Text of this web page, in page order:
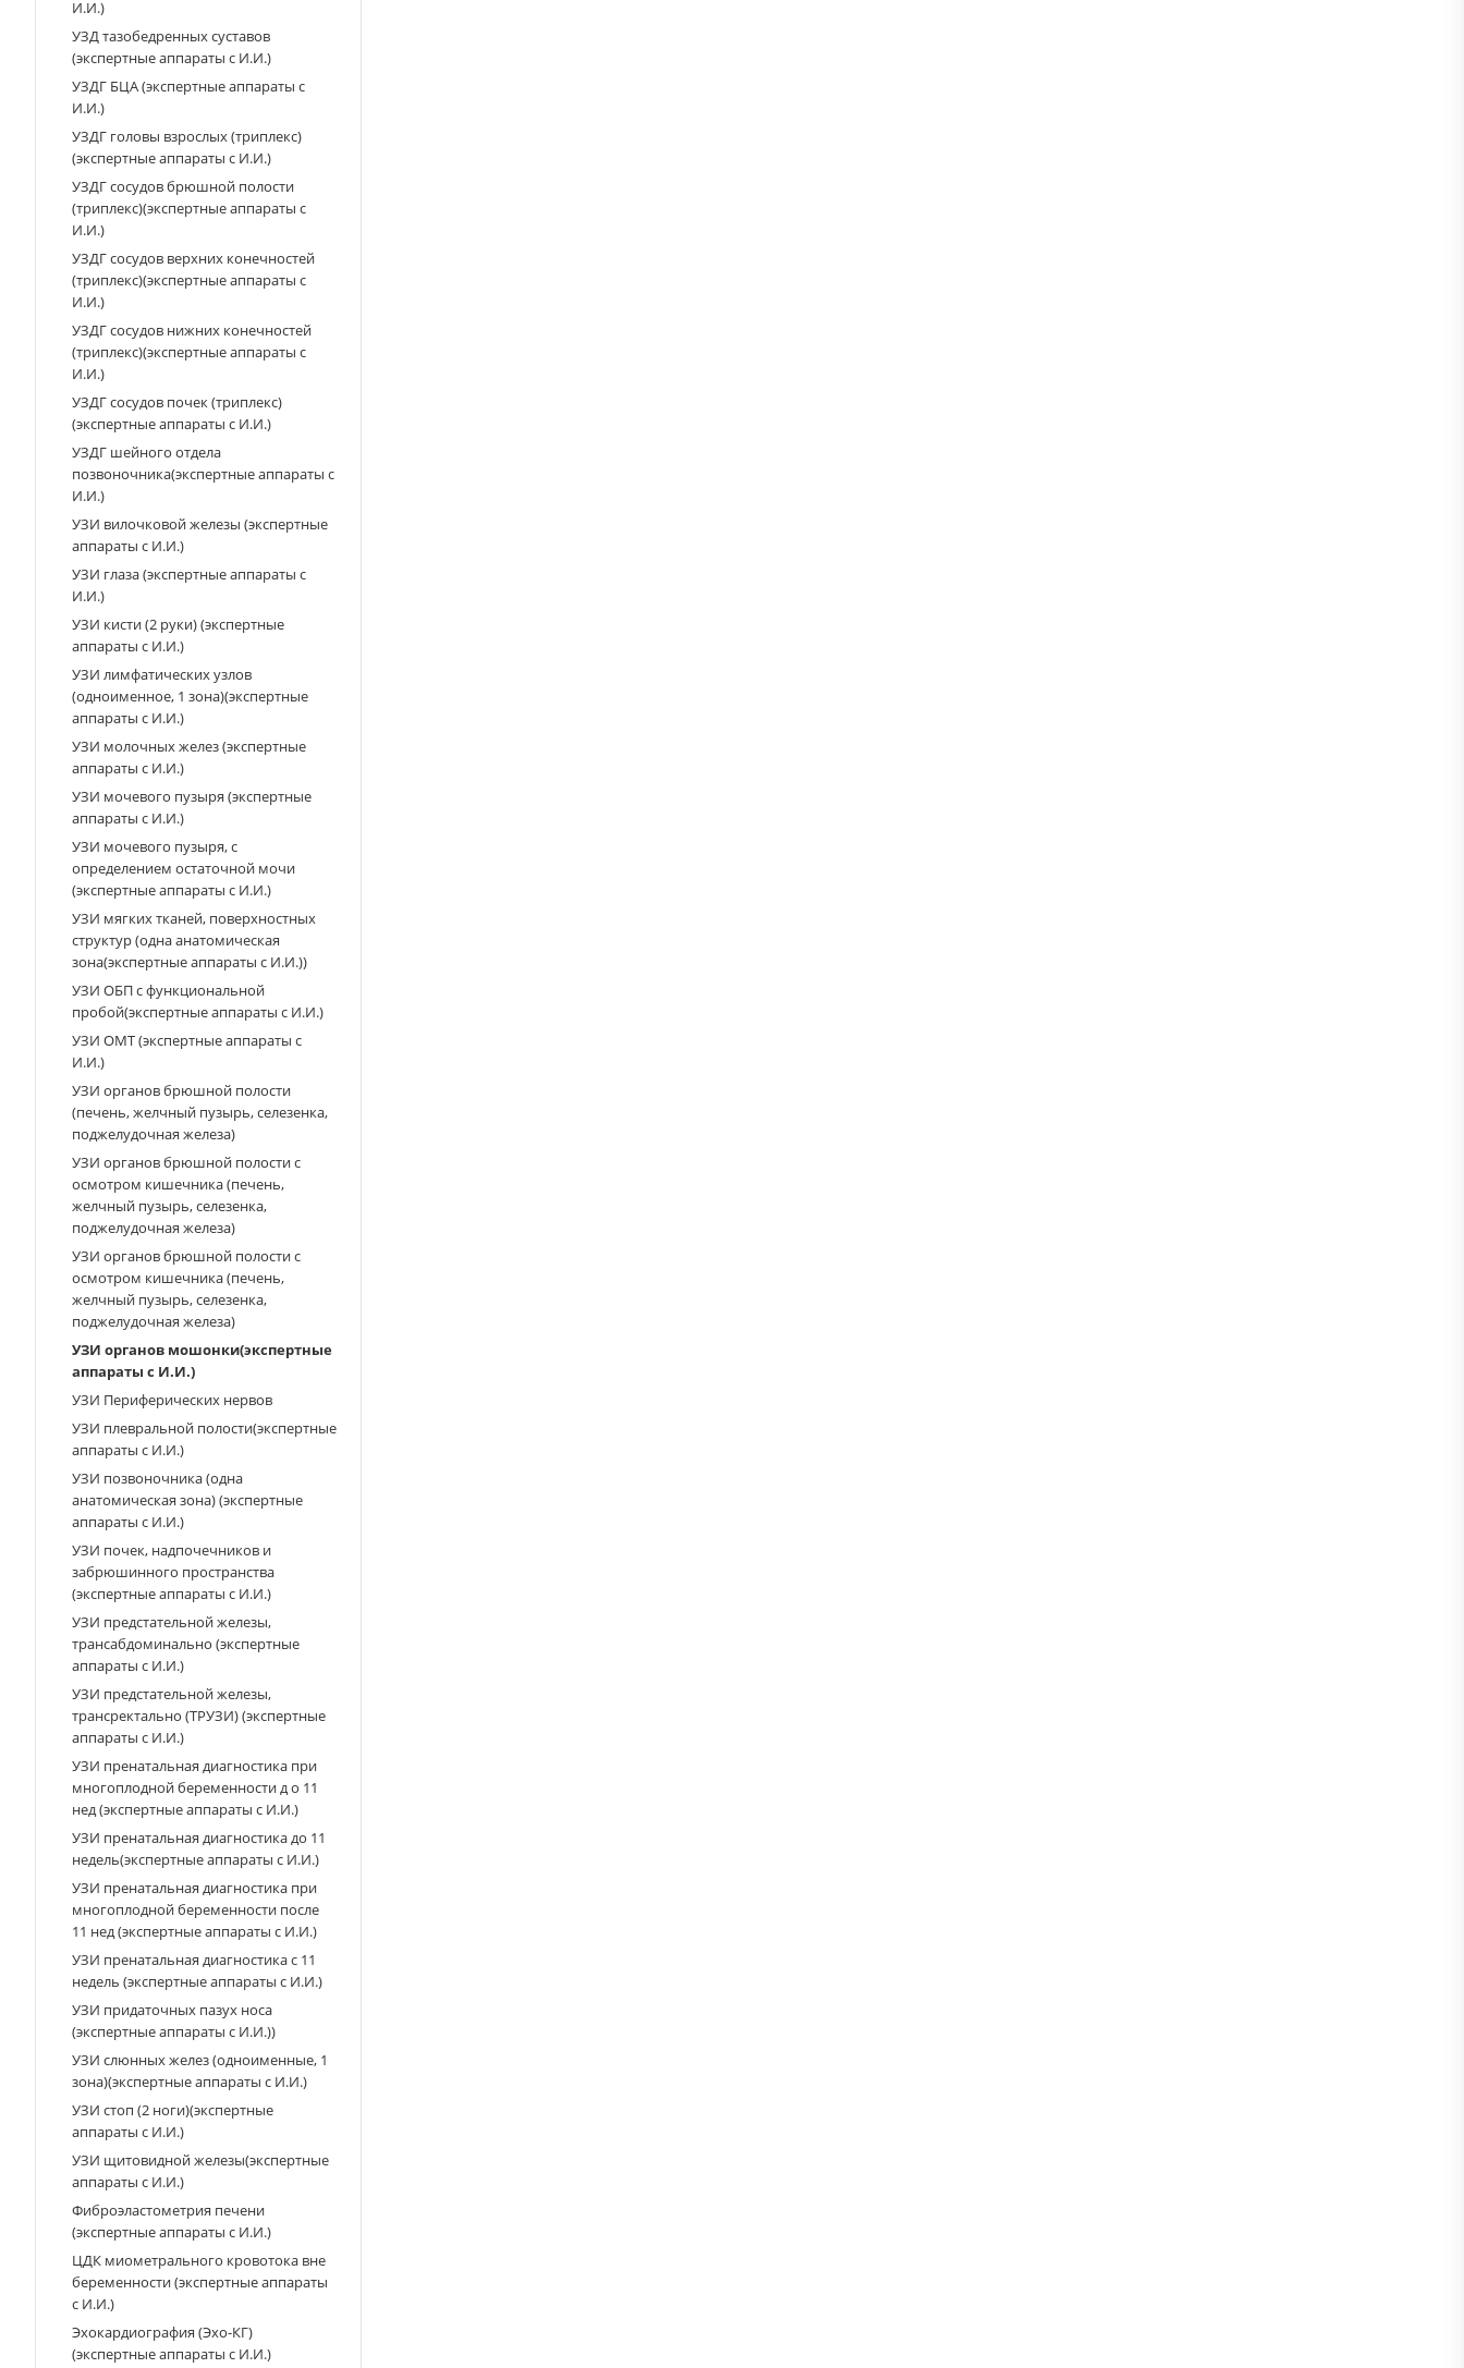
И.И.)
УЗД тазобедренных суставов
(экспертные аппараты с И.И.)
УЗДГ БЦА (экспертные аппараты с
И.И.)
УЗДГ головы взрослых (триплекс)
(экспертные аппараты с И.И.)
УЗДГ сосудов брюшной полости
(триплекс)(экспертные аппараты с
И.И.)
УЗДГ сосудов верхних конечностей
(триплекс)(экспертные аппараты с
И.И.)
УЗДГ сосудов нижних конечностей
(триплекс)(экспертные аппараты с
И.И.)
УЗДГ сосудов почек (триплекс)
(экспертные аппараты с И.И.)
УЗДГ шейного отдела
позвоночника(экспертные аппараты с
И.И.)
УЗИ вилочковой железы (экспертные
аппараты с И.И.)
УЗИ глаза (экспертные аппараты с
И.И.)
УЗИ кисти (2 руки) (экспертные
аппараты с И.И.)
УЗИ лимфатических узлов
(одноименное, 1 зона)(экспертные
аппараты с И.И.)
УЗИ молочных желез (экспертные
аппараты с И.И.)
УЗИ мочевого пузыря (экспертные
аппараты с И.И.)
УЗИ мочевого пузыря, с
определением остаточной мочи
(экспертные аппараты с И.И.)
УЗИ мягких тканей, поверхностных
структур (одна анатомическая
зона(экспертные аппараты с И.И.))
УЗИ ОБП с функциональной
пробой(экспертные аппараты с И.И.)
УЗИ ОМТ (экспертные аппараты с
И.И.)
УЗИ органов брюшной полости
(печень, желчный пузырь, селезенка,
поджелудочная железа)
УЗИ органов брюшной полости с
осмотром кишечника (печень,
желчный пузырь, селезенка,
поджелудочная железа)
УЗИ органов брюшной полости с
осмотром кишечника (печень,
желчный пузырь, селезенка,
поджелудочная железа)
УЗИ органов мошонки(экспертные
аппараты с И.И.)
УЗИ Периферических нервов
УЗИ плевральной полости(экспертные
аппараты с И.И.)
УЗИ позвоночника (одна
анатомическая зона) (экспертные
аппараты с И.И.)
УЗИ почек, надпочечников и
забрюшинного пространства
(экспертные аппараты с И.И.)
УЗИ предстательной железы,
трансабдоминально (экспертные
аппараты с И.И.)
УЗИ предстательной железы,
трансректально (ТРУЗИ) (экспертные
аппараты с И.И.)
УЗИ пренатальная диагностика при
многоплодной беременности д о 11
нед (экспертные аппараты с И.И.)
УЗИ пренатальная диагностика до 11
недель(экспертные аппараты с И.И.)
УЗИ пренатальная диагностика при
многоплодной беременности после
11 нед (экспертные аппараты с И.И.)
УЗИ пренатальная диагностика с 11
недель (экспертные аппараты с И.И.)
УЗИ придаточных пазух носа
(экспертные аппараты с И.И.))
УЗИ слюнных желез (одноименные, 1
зона)(экспертные аппараты с И.И.)
УЗИ стоп (2 ноги)(экспертные
аппараты с И.И.)
УЗИ щитовидной железы(экспертные
аппараты с И.И.)
Фиброэластометрия печени
(экспертные аппараты с И.И.)
ЦДК миометрального кровотока вне
беременности (экспертные аппараты
с И.И.)
Эхокардиография (Эхо-КГ)
(экспертные аппараты с И.И.)